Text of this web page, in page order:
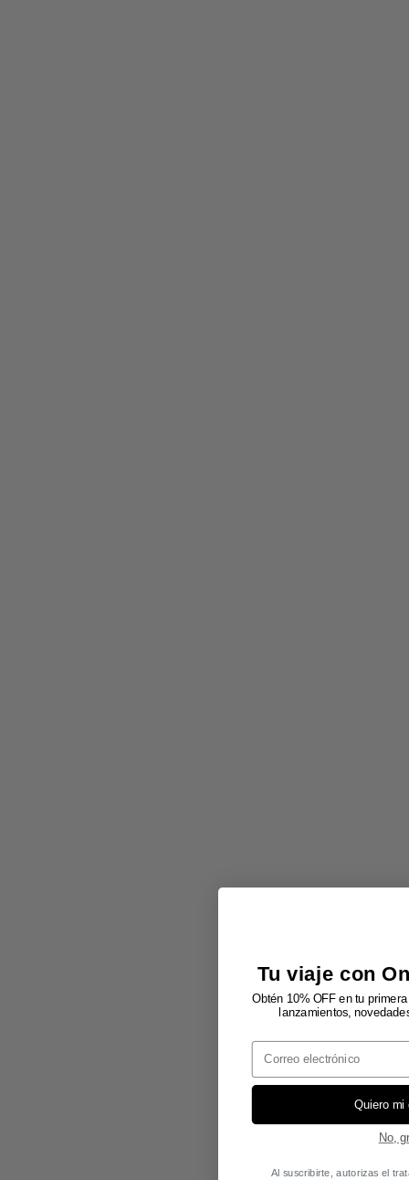
Tu viaje con
Obtén 10% OFF en tu
lanzamientos,
Email
Quiero mi
No,
Al suscribirte, autorizas el